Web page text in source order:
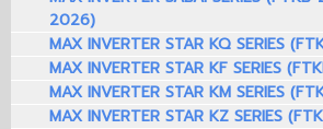
2026)
MAX INVERTER STAR KQ SERIES
MAX INVERTER STAR KF SERIES
MAX INVERTER STAR KM SERIES
MAX INVERTER STAR KZ SERIES